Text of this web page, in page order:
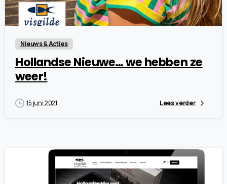
15
Nieuws & Acties
Hollandse Nieuwe… we hebben ze
weer!
15 juni 2021 Lees verder